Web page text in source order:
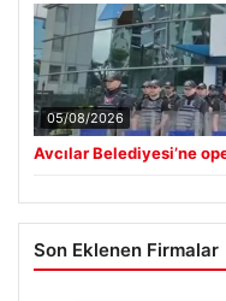
05/08/2026
Avcılar Belediyesi’ne
Son Eklenen Firmalar